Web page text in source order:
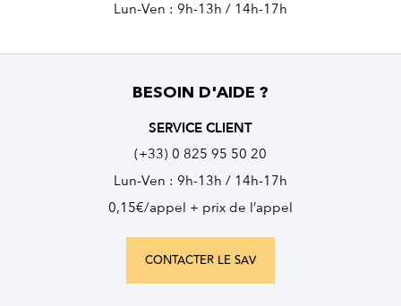
Lun-Ven : 9h-13h / 14h-17h
BESOIN D'AIDE ?
SERVICE CLIENT
(+33) 0 825 95 50 20
Lun-Ven : 9h-13h / 14h-17h
0,15€/appel + prix de l’appel
CONTACTER LE SAV